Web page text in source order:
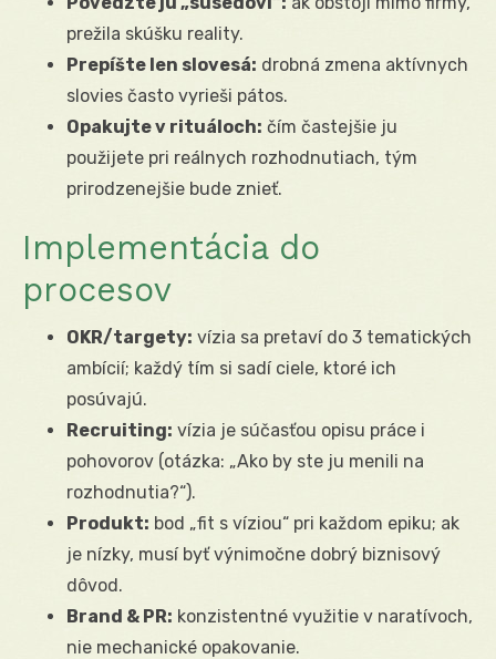
prežila skúšku reality.
Prepíšte len slovesá: drobná zmena aktívnych
slovies často vyrieši pátos.
Opakujte v rituáloch: čím častejšie ju
použijete pri reálnych rozhodnutiach, tým
prirodzenejšie bude znieť.
Implementácia do
procesov
OKR/targety: vízia sa pretaví do 3 tematických
ambícií; každý tím si sadí ciele, ktoré ich
posúvajú.
Recruiting: vízia je súčasťou opisu práce i
pohovorov (otázka: „Ako by ste ju menili na
rozhodnutia?“).
Produkt: bod „fit s víziou“ pri každom epiku; ak
je nízky, musí byť výnimočne dobrý biznisový
dôvod.
Brand & PR: konzistentné využitie v naratívoch,
nie mechanické opakovanie.